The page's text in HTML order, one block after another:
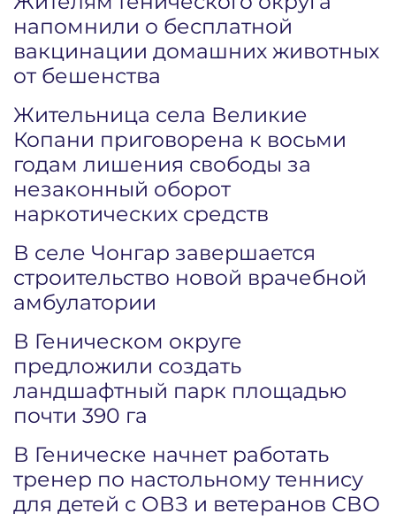
напомнили о бесплатной
вакцинации домашних животных
от бешенства
Жительница села Великие
Копани приговорена к восьми
годам лишения свободы за
незаконный оборот
наркотических средств
В селе Чонгар завершается
строительство новой врачебной
амбулатории
В Геническом округе
предложили создать
ландшафтный парк площадью
почти 390 га
В Геническе начнет работать
тренер по настольному теннису
для детей с ОВЗ и ветеранов СВО